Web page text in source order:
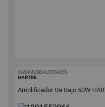
CASAMUSICALSTRAUSS
HARTKE
Amplificador De Bajo 50W